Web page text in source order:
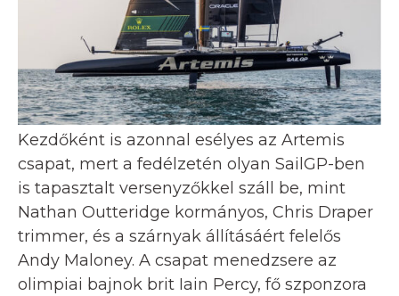
Kezdőként is azonnal esélyes az Artemis
csapat, mert a fedélzetén olyan SailGP-ben
is tapasztalt versenyzőkkel száll be, mint
Nathan Outteridge kormányos, Chris Draper
trimmer, és a szárnyak állításáért felelős
Andy Maloney. A csapat menedzsere az
olimpiai bajnok brit Iain Percy, fő szponzora